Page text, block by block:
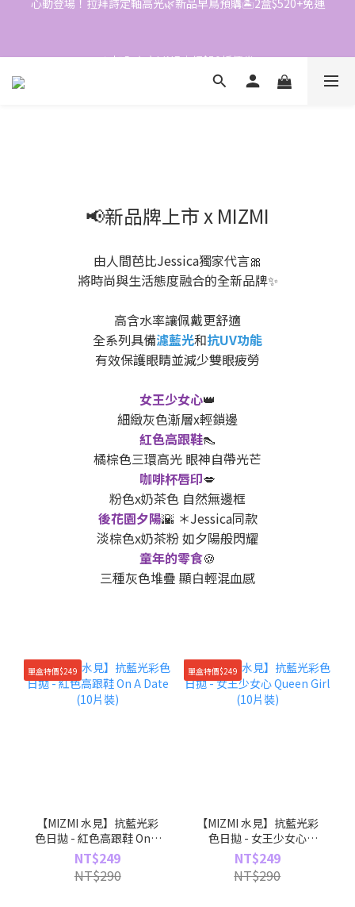
4
1
0
📢新品牌上市 x MIZMI
由人間芭比Jessica獨家代言🎀
將時尚與生活態度融合的全新品牌✨
高含水率讓佩戴更舒適
全系列具備濾藍光和抗UV功能
有效保護眼睛並減少雙眼疲勞
女王少女心👑
細緻灰色漸層x輕鎖邊
紅色高跟鞋👠
橘棕色三環高光 眼神自帶光芒
咖啡杯唇印💋
粉色x奶茶色 自然無邊框
後花園夕陽🌇 ＊Jessica同款
淡棕色x奶茶粉 如夕陽般閃耀
童年的零食🍪
三種灰色堆疊 顯白輕混血感
單盒特價$249
【MIZMI 水見】抗藍光彩
色日拋 - 紅色高跟鞋 On A
Date (10片裝)
NT$249
NT$290
單盒特價$249
【MIZMI 水見】抗藍光彩
色日拋 - 女王少女心
Queen Girl (10片裝)
NT$249
NT$290